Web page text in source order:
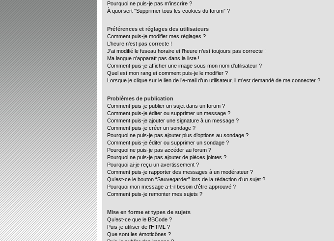
Pourquoi ne puis-je pas m’inscrire ?
À quoi sert “Supprimer tous les cookies du forum” ?
Préférences et réglages des utilisateurs
Comment puis-je modifier mes réglages ?
L’heure n’est pas correcte !
J’ai modifié le fuseau horaire et l’heure n’est toujours pas correcte !
Ma langue n’apparaît pas dans la liste !
Comment puis-je afficher une image sous mon nom d’utilisateur ?
Quel est mon rang et comment puis-je le modifier ?
Lorsque je clique sur le lien de l’e-mail d’un utilisateur, il m’est demandé de me connecter ?
Problèmes de publication
Comment puis-je publier un sujet dans un forum ?
Comment puis-je éditer ou supprimer un message ?
Comment puis-je ajouter une signature à un message ?
Comment puis-je créer un sondage ?
Pourquoi ne puis-je pas ajouter plus d’options au sondage ?
Comment puis-je éditer ou supprimer un sondage ?
Pourquoi ne puis-je pas accéder au forum ?
Pourquoi ne puis-je pas ajouter de pièces jointes ?
Pourquoi ai-je reçu un avertissement ?
Comment puis-je rapporter des messages à un modérateur ?
Qu’est-ce le bouton “Sauvegarder” lors de la rédaction d’un sujet ?
Pourquoi mon message a-t-il besoin d’être approuvé ?
Comment puis-je remonter mes sujets ?
Mise en forme et types de sujets
Qu’est-ce que le BBCode ?
Puis-je utiliser de l’HTML ?
Que sont les émoticônes ?